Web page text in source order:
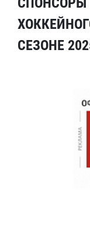
СЕЗОНЕ